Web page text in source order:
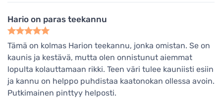
Hario on paras teekannu
Tämä on kolmas Harion teekannu, jonka omistan. Se on
kaunis ja kestävä, mutta olen onnistunut aiemmat
lopulta kolauttamaan rikki. Teen väri tulee kauniisti esiin
ja kannu on helppo puhdistaa kaatonokan ollessa avoin.
Putkimainen pinttyy helposti.